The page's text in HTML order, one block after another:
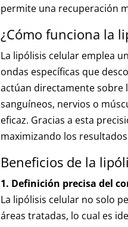
permite una recuperación
¿Cómo funciona la
La lipólisis celular emplea
ondas específicas que
actúan directamente sobre
sanguíneos, nervios o
eficaz. Gracias a esta
maximizando los
Beneficios de la
1. Definición precisa del
La lipólisis celular no solo
áreas tratadas, lo cual es